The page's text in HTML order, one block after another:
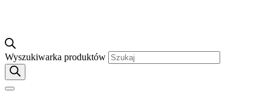
Wyszukiwarka produktów